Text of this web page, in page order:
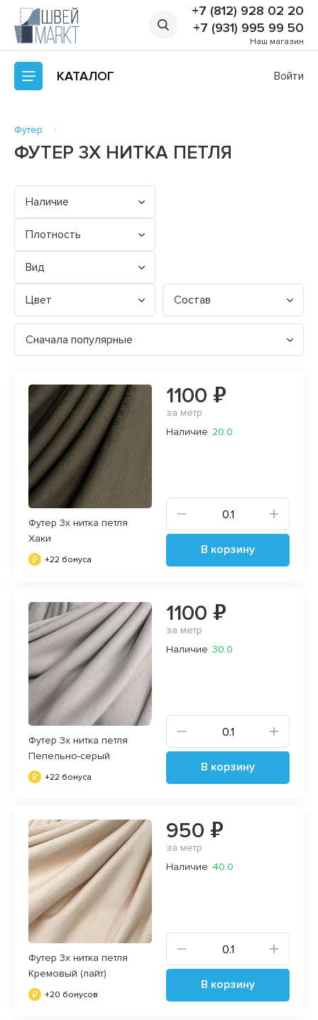
+7 (812) 928 02 20
+7 (931) 995 99 50
Наш магазин
КАТАЛОГ Войти
Футер
ФУТЕР 3Х НИТКА ПЕТЛЯ
Наличие
Плотность
Вид
Цвет Состав
Сначала популярные
Футер 3х нитка петля
Хаки
+22 бонуса
1100 ₽
за метр
Наличие 20.0
В корзину
Футер 3х нитка петля
Пепельно-серый
+22 бонуса
1100 ₽
за метр
Наличие 30.0
В корзину
Футер 3х нитка петля
Кремовый (лайт)
+20 бонусов
950 ₽
за метр
Наличие 40.0
В корзину